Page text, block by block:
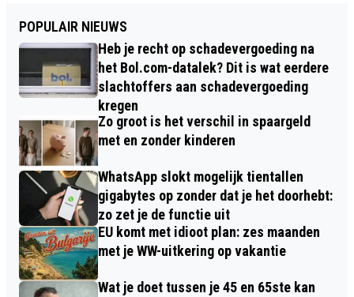
POPULAIR NIEUWS
Heb je recht op schadevergoeding na
het Bol.com-datalek? Dit is wat eerdere
slachtoffers aan schadevergoeding
kregen
Zo groot is het verschil in spaargeld
met en zonder kinderen
WhatsApp slokt mogelijk tientallen
gigabytes op zonder dat je het doorhebt:
zo zet je de functie uit
EU komt met idioot plan: zes maanden
met je WW-uitkering op vakantie
Wat je doet tussen je 45 en 65ste kan